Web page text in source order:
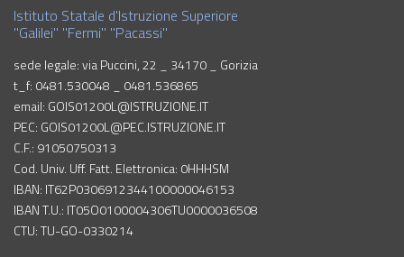
Istituto Statale d'Istruzione Superiore
"Galilei" "Fermi" "Pacassi"
sede legale: via Puccini, 22 _ 34170 _ Gorizia
t_f: 0481.530048 _ 0481.536865
email: GOIS01200L@ISTRUZIONE.IT
PEC: GOIS01200L@PEC.ISTRUZIONE.IT
C.F.: 91050750313
Cod. Univ. Uff. Fatt. Elettronica: 0HHHSM
IBAN: IT62P0306912344100000046153
IBAN T.U.: IT05O0100004306TU0000036508
CTU: TU-GO-0330214